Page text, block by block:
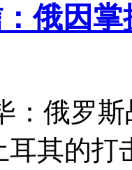
俄因
俄罗斯
耳其的